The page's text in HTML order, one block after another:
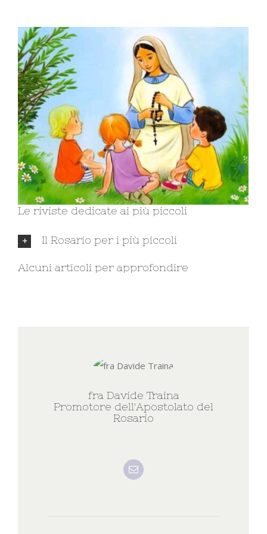
Le riviste dedicate ai più piccoli
Il Rosario per i più piccoli
Alcuni articoli per approfondire
fra Davide Traina
Promotore dell'Apostolato del
Rosario